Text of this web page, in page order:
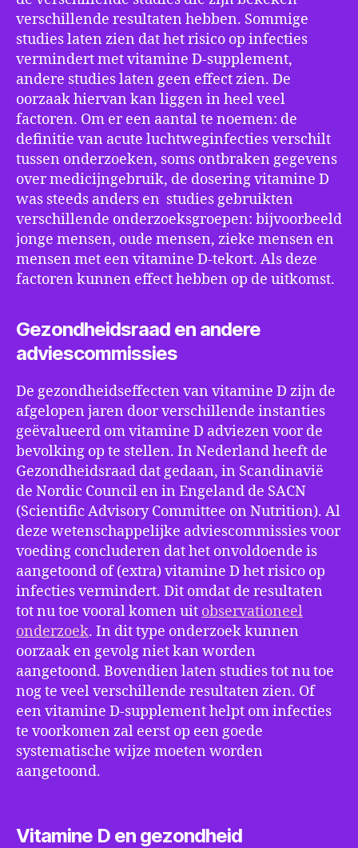
verschillende resultaten hebben. Sommige
studies laten zien dat het risico op infecties
vermindert met vitamine D-supplement,
andere studies laten geen effect zien. De
oorzaak hiervan kan liggen in heel veel
factoren. Om er een aantal te noemen: de
definitie van acute luchtweginfecties verschilt
tussen onderzoeken, soms ontbraken gegevens
over medicijngebruik, de dosering vitamine D
was steeds anders en studies gebruikten
verschillende onderzoeksgroepen: bijvoorbeeld
jonge mensen, oude mensen, zieke mensen en
mensen met een vitamine D-tekort. Als deze
factoren kunnen effect hebben op de uitkomst.
Gezondheidsraad en andere
adviescommissies
De gezondheidseffecten van vitamine D zijn de
afgelopen jaren door verschillende instanties
geëvalueerd om vitamine D adviezen voor de
bevolking op te stellen. In Nederland heeft de
Gezondheidsraad dat gedaan, in Scandinavië
de Nordic Council en in Engeland de SACN
(Scientific Advisory Committee on Nutrition). Al
deze wetenschappelijke adviescommissies voor
voeding concluderen dat het onvoldoende is
aangetoond of (extra) vitamine D het risico op
infecties vermindert. Dit omdat de resultaten
tot nu toe vooral komen uit observationeel
onderzoek. In dit type onderzoek kunnen
oorzaak en gevolg niet kan worden
aangetoond. Bovendien laten studies tot nu toe
nog te veel verschillende resultaten zien. Of
een vitamine D-supplement helpt om infecties
te voorkomen zal eerst op een goede
systematische wijze moeten worden
aangetoond.
Vitamine D en gezondheid